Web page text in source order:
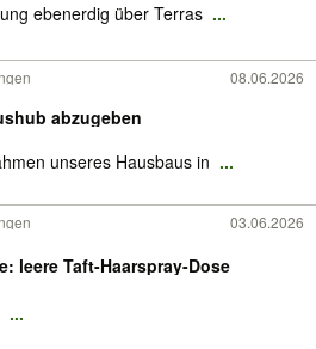
ebenerdig über Terras ...
08.06.2026
abzugeben
unseres Hausbaus in ...
03.06.2026
leere Taft-Haarspray-Dose
...